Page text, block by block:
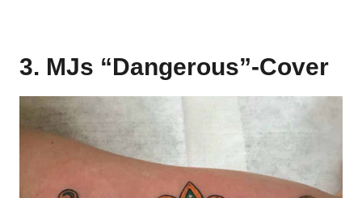
3. MJs “Dangerous”-Cover